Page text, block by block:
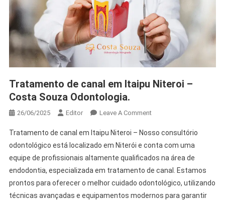
Tratamento de canal em Itaipu Niteroi –
Costa Souza Odontologia.
26/06/2025 Editor Leave A Comment
Tratamento de canal em Itaipu Niteroi – Nosso consultório
odontológico está localizado em Niterói e conta com uma
equipe de profissionais altamente qualificados na área de
endodontia, especializada em tratamento de canal. Estamos
prontos para oferecer o melhor cuidado odontológico, utilizando
técnicas avançadas e equipamentos modernos para garantir